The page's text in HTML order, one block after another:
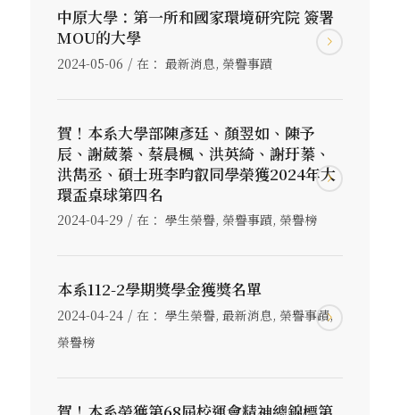
中原大學：第一所和國家環境研究院 簽署
MOU的大學
2024-05-06 / 在： 最新消息, 榮譽事蹟
賀！本系大學部陳彥廷、顏翌如、陳予
辰、謝葳蓁、蔡晨楓、洪英綺、謝玗蓁、
洪雋丞、碩士班李昀叡同學榮獲2024年大
環盃桌球第四名
2024-04-29 / 在： 學生榮譽, 榮譽事蹟, 榮譽榜
本系112-2學期獎學金獲獎名單
2024-04-24 / 在： 學生榮譽, 最新消息, 榮譽事蹟,
榮譽榜